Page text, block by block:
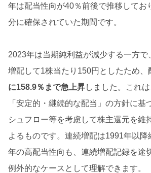
年は配当性向が40％前後で推移してお
分に確保されていた期間です。
2023年は当期純利益が減少する一方で
増配して1株当たり150円としたため、
に158.9％まで急上昇しました。これ
「安定的・継続的な配当」の方針に基
シュフロー等を考慮して株主還元を維
よるものです。連続増配は1991年以
年の高配当性向も、連続増配記録を途
例外的なケースとして理解できます。